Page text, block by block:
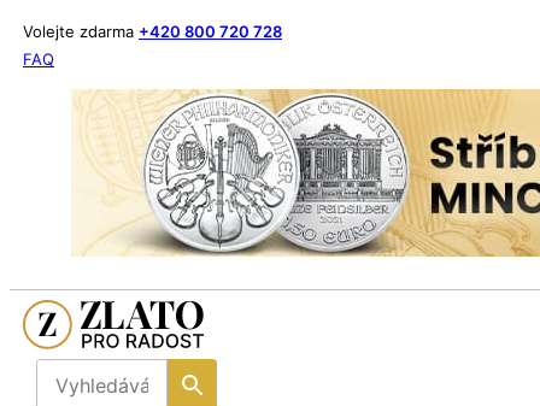
Volejte zdarma +420 800 720 728
FAQ